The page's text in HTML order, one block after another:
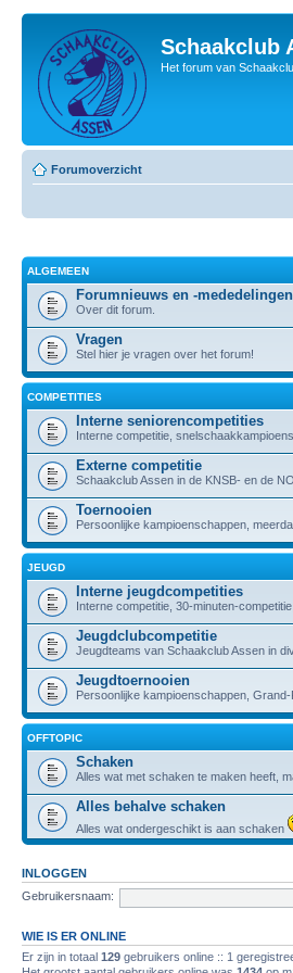
Schaakclub
Het forum van
Forumoverzicht
ALGEMEEN
Forumnieuws en -mededelingen
Over dit forum.
Vragen
Stel hier je vragen over het forum!
COMPETITIES
Interne seniorencompetities
Interne competitie,
Externe competitie
Schaakclub Assen in de KNSB- en de
Toernooien
Persoonlijke kampioenschappen,
JEUGD
Interne jeugdcompetities
Interne competitie, 30-minuten-
Jeugdclubcompetitie
Jeugdteams van Schaakclub Assen in
Jeugdtoernooien
Persoonlijke kampioenschappen, Grand-
OFFTOPIC
Schaken
Alles wat met schaken te maken heeft,
Alles behalve schaken
Alles wat ondergeschikt is aan schaken
INLOGGEN
Gebruikersnaam:
WIE IS ER ONLINE
Er zijn in totaal 129 gebruikers online :: 1